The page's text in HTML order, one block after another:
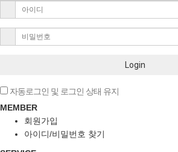
Login
자동로그인 및 로그인 상태 유지
MEMBER
회원가입
아이디/비밀번호 찾기